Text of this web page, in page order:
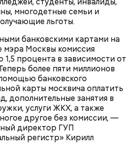
многодетные семьи и
льготы.
банковскими картами на
мэра Москвы комиссия
1,5 процента в зависимости от
более пяти миллионов
банковского
карты москвича оплатить
дополнительные занятия в
услуги ЖКХ, а также
другое без комиссии, —
директор ГУП
регистр» Кирилл